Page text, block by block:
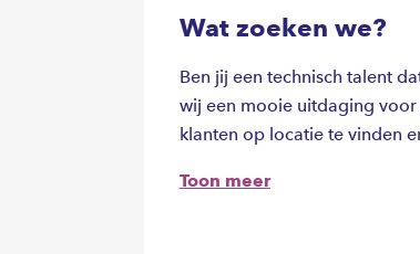
Wat zoeken we?
Ben jij een technisch talent
wij een mooie uitdaging
klanten op locatie te vinden
Toon meer